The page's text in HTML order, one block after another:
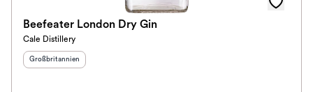
Beefeater London Dry Gin
Cale Distillery
Herkunftsland:
Großbritannien